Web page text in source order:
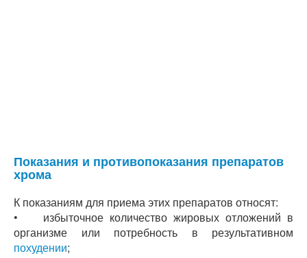
Показания и противопоказания препаратов
хрома
К показаниям для приема этих препаратов относят:
• избыточное количество жировых отложений в
организме или потребность в результативном
похудении;